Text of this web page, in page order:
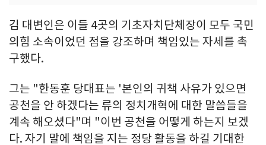
김 대변인은 이들 4곳의 기초자치단체장이 모두 국민
의힘 소속이었던 점을 강조하며 책임있는 자세를 촉
구했다.
그는 "한동훈 당대표는 '본인의 귀책 사유가 있으면
공천을 안 하겠다는 류의 정치개혁에 대한 말씀들을
계속 해오셨다"며 "이번 공천을 어떻게 하는지 보겠
다. 자기 말에 책임을 지는 정당 활동을 하길 기대한